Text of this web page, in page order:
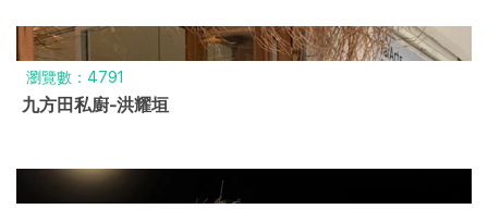
瀏覽數：4791
九方田私廚-洪耀垣